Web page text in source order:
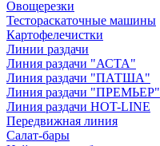
Овощерезки
Тестораскаточные машины
Картофелечистки
Линии раздачи
Линия раздачи "АСТА"
Линия раздачи "ПАТША"
Линия раздачи "ПРЕМЬЕР"
Линия раздачи HOT-LINE
Передвижная линия
Салат-бары